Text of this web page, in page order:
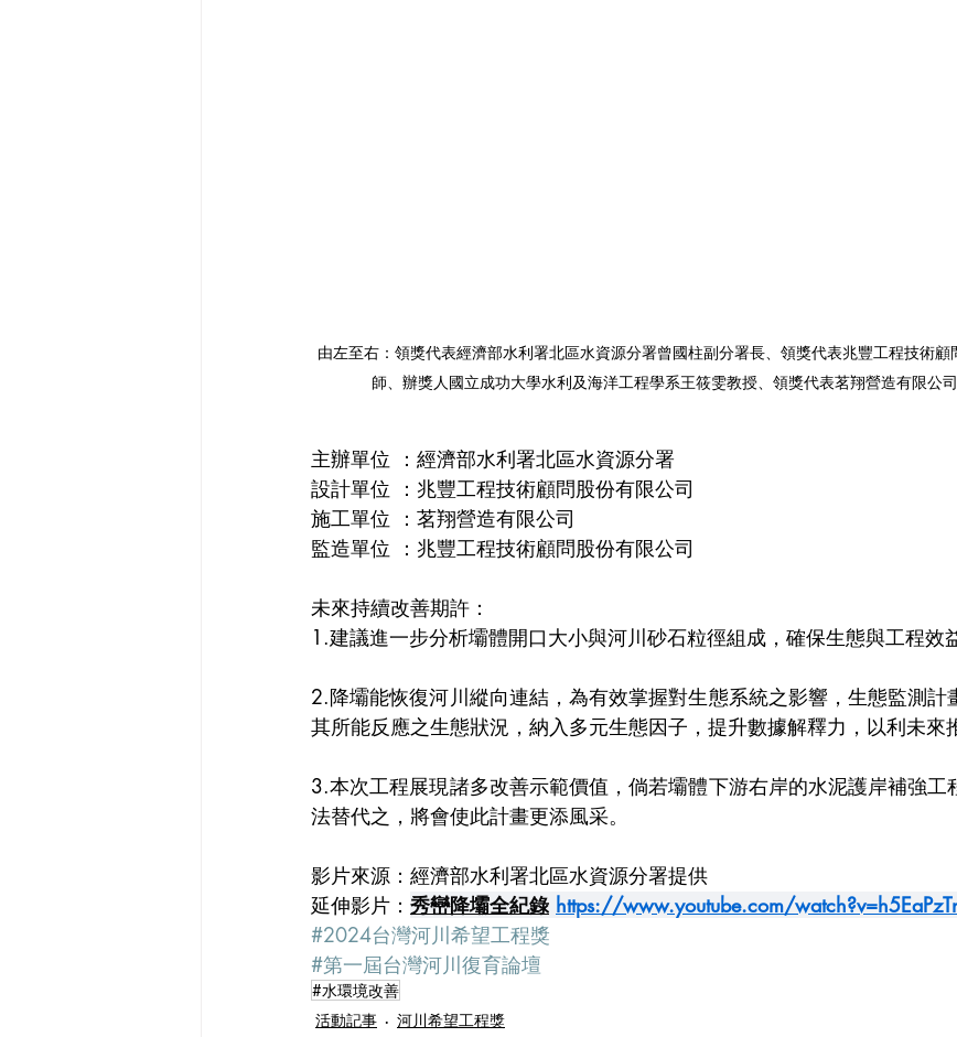
由左至右：領獎代表經濟部水利署北區水資源分署曾國柱副分署長、領獎代表兆豐工程技術
師、辦獎人國立成功大學水利及海洋工程學系王筱雯教授、領獎代表茗翔營造有限公司
主辦單位 ：經濟部水利署北區水資源分署
設計單位 ：兆豐工程技術顧問股份有限公司
施工單位 ：茗翔營造有限公司
監造單位 ：兆豐工程技術顧問股份有限公司
未來持續改善期許：
1.建議進一步分析壩體開口大小與河川砂石粒徑組成，確保生態與工程效
2.降壩能恢復河川縱向連結，為有效掌握對生態系統之影響，生態監測計
其所能反應之生態狀況，納入多元生態因子，提升數據解釋力，以利未來
3.本次工程展現諸多改善示範價值，倘若壩體下游右岸的水泥護岸補強工
法替代之，將會使此計畫更添風采。
影片來源：經濟部水利署北區水資源分署提供
延伸影片： 秀巒降壩全紀錄 https://www.youtube.com/
#2024台灣河川希望工程獎
#第一屆台灣河川復育論壇
#水環境改善
活動記事
河川希望工程獎